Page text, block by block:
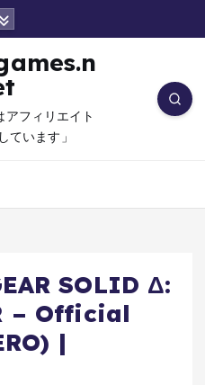
アフィリエイト
ています」
SOLID Δ:
– Official
|